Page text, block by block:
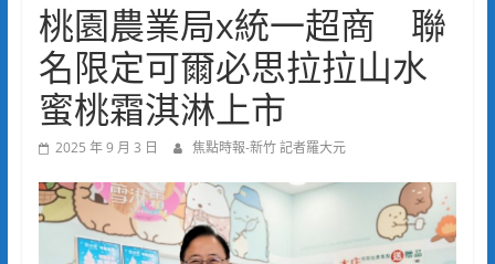
桃園農業局x統一超商 聯
名限定可爾必思拉拉山水
蜜桃霜淇淋上市
2025 年 9 月 3 日 焦點時報-新竹 記者羅大元